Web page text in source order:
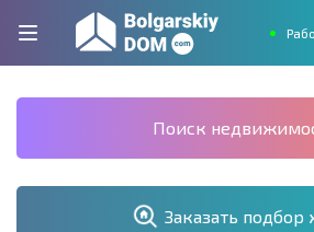
Поиск
Заказать подбор